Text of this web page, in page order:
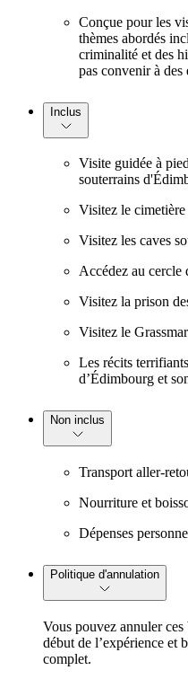
Conçue pour les
thèmes abordés
criminalité et des
pas convenir à des
Inclus
Visite guidée à
souterrains
Visitez le
Visitez les caves
Accédez au cercle
Visitez la prison
Visitez le
Les récits
d’Édimbourg et
Non inclus
Transport aller-
Nourriture et
Dépenses
Politique d'annulation
Vous pouvez annuler
début de l’expérience et
complet.